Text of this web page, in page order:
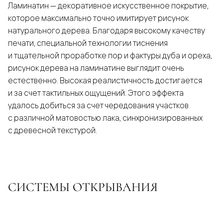
Ламинатин — декоративное искусственное покрытие,
которое максимально точно имитирует рисунок
натурального дерева. Благодаря высокому качеству
печати, специальной технологии тиснения
и тщательной проработке пор и фактуры дуба и ореха,
рисунок дерева на ламинатине выглядит очень
естественно. Высокая реалистичность достигается
и за счет тактильных ощущений. Этого эффекта
удалось добиться за счет чередования участков
с различной матовостью лака, синхронизированных
с древесной текстурой.
СИСТЕМЫ ОТКРЫВАНИЯ